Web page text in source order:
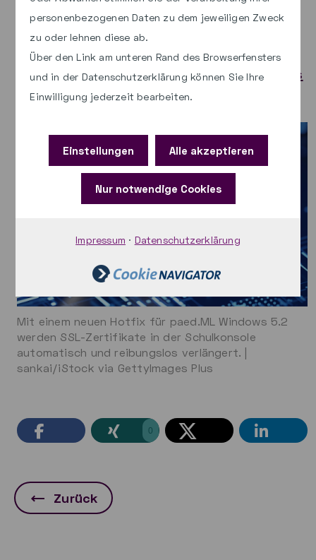
personenbezogenen Daten zu dem jeweiligen Zweck
zu oder lehnen diese ab.
Über den Link am unteren Rand des Browserfensters
und in der Datenschutzerklärung können Sie Ihre
Einwilligung jederzeit bearbeiten.
Einstellungen Alle akzeptieren
Nur notwendige Cookies
Impressum · Datenschutzerklärung
Anleitung und die ZIP-Datei:
Hotfix für paed.ML® Windows 5.2 mit
Patch 1 oder Patch 2: So erneuern Sie das
SSL-Zertifikat
Mit einem neuen Hotfix für paed.ML Windows 5.2
werden SSL-Zertifikate in der Schulkonsole
automatisch und reibungslos verlängert. |
sankai/iStock via GettyImages Plus
0
Zurück